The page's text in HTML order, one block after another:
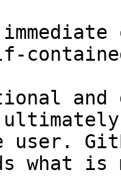
and
user.
what